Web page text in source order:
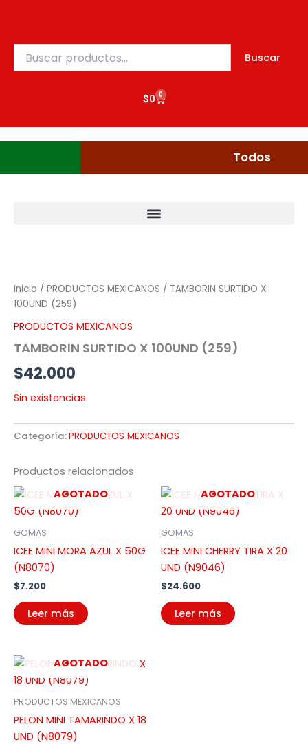
contenido
por:
Buscar
$0 0
Cart
Todos
Inicio / PRODUCTOS MEXICANOS / TAMBORIN SURTIDO X
100UND (259)
PRODUCTOS MEXICANOS
TAMBORIN SURTIDO X 100UND (259)
$42.000
Sin existencias
Categoría:PRODUCTOS MEXICANOS
Productos relacionados
AGOTADO
GOMAS
ICEE MINI MORA AZUL X 50G
(N8070)
$7.200
Leer más
AGOTADO
GOMAS
ICEE MINI CHERRY TIRA X 20
UND (N9046)
$24.600
Leer más
AGOTADO
PRODUCTOS MEXICANOS
PELON MINI TAMARINDO X 18
UND (N8079)